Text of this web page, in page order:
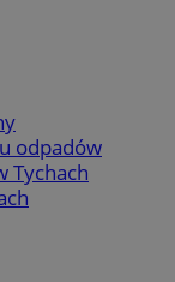
odpadów
Tychach